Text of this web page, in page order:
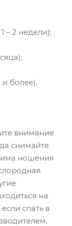
– 2 недели);
более).
внимание
снимайте
ношения
на
спать в